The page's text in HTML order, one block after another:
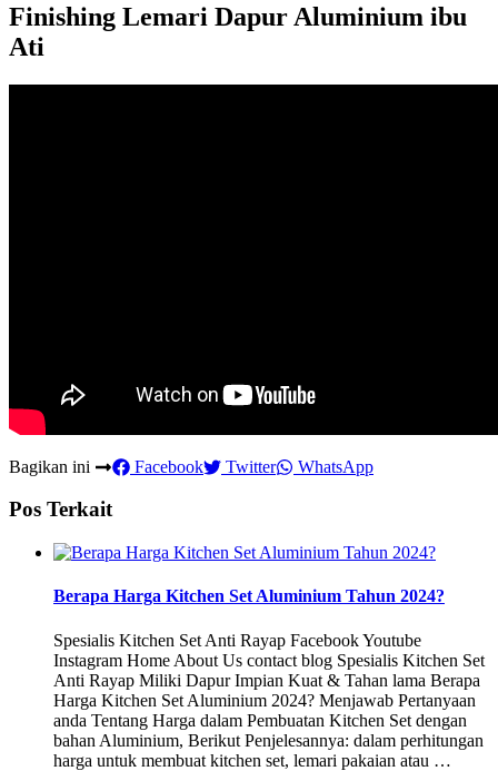
Finishing Lemari Dapur Aluminium ibu
Ati
Bagikan ini Facebook Twitter WhatsApp
Pos Terkait
Berapa Harga Kitchen Set Aluminium Tahun 2024?
Spesialis Kitchen Set Anti Rayap Facebook Youtube
Instagram Home About Us contact blog Spesialis Kitchen Set
Anti Rayap Miliki Dapur Impian Kuat & Tahan lama Berapa
Harga Kitchen Set Aluminium 2024? Menjawab Pertanyaan
anda Tentang Harga dalam Pembuatan Kitchen Set dengan
bahan Aluminium, Berikut Penjelesannya: dalam perhitungan
harga untuk membuat kitchen set, lemari pakaian atau …